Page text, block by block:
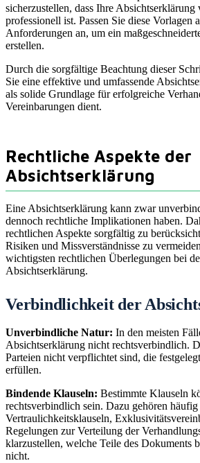
sicherzustellen, dass Ihre Absichtserklärung
professionell ist. Passen Sie diese Vorlagen
Anforderungen an, um ein
erstellen.
Durch die sorgfältige Beachtung dieser
Sie eine effektive und umfassende
als solide Grundlage für erfolgreiche
Vereinbarungen dient.
Rechtliche Aspekte der
Absichtserklärung
Eine Absichtserklärung kann zwar
dennoch rechtliche Implikationen haben.
rechtlichen Aspekte sorgfältig zu
Risiken und Missverständnisse zu
wichtigsten rechtlichen Überlegungen bei
Absichtserklärung.
Verbindlichkeit der
Unverbindliche Natur: In den meisten
Absichtserklärung nicht rechtsverbindlich.
Parteien nicht verpflichtet sind, die
erfüllen.
Bindende Klauseln: Bestimmte Klauseln
rechtsverbindlich sein. Dazu gehören häufig
Vertraulichkeitsklauseln,
Regelungen zur Verteilung der
klarzustellen, welche Teile des Dokuments
nicht.